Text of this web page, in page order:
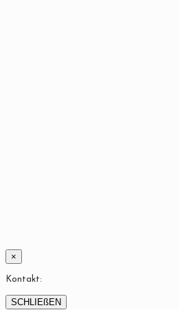
×
Kontakt:
SCHLIEßEN